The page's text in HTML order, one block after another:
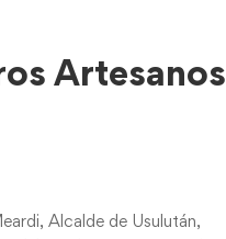
Artesanos
Alcalde de Usulután,